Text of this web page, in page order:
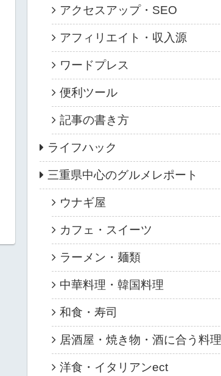
アクセスアップ・SEO
アフィリエイト・収入源
ワードプレス
便利ツール
記事の書き方
ライフハック
三重県中心のグルメレポート
ウナギ屋
カフェ・スイーツ
ラーメン・麺類
中華料理・韓国料理
和食・寿司
居酒屋・焼き物・酒に合う料理
洋食・イタリアンect